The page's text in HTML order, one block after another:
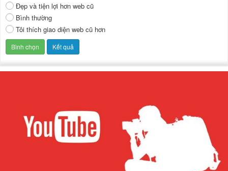
Đẹp và tiện lợi hơn web cũ
Bình thường
Tôi thích giao diện web cũ hơn